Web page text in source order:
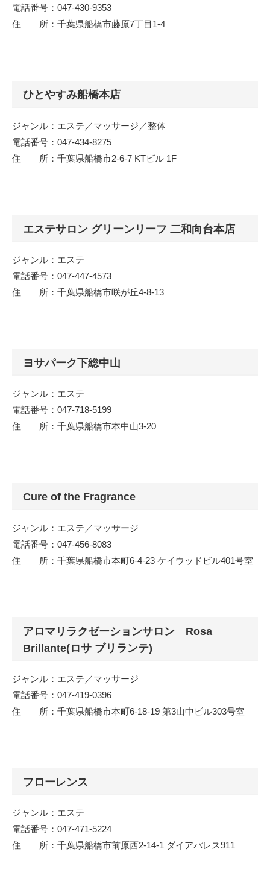
電話番号：047-430-9353
住 所：千葉県船橋市藤原7丁目1-4
ひとやすみ船橋本店
ジャンル：エステ／マッサージ／整体
電話番号：047-434-8275
住 所：千葉県船橋市2-6-7 KTビル 1F
エステサロン グリーンリーフ 二和向台本店
ジャンル：エステ
電話番号：047-447-4573
住 所：千葉県船橋市咲が丘4-8-13
ヨサパーク下総中山
ジャンル：エステ
電話番号：047-718-5199
住 所：千葉県船橋市本中山3-20
Cure of the Fragrance
ジャンル：エステ／マッサージ
電話番号：047-456-8083
住 所：千葉県船橋市本町6-4-23 ケイウッドビル401号室
アロマリラクゼーションサロン Rosa
Brillante(ロサ ブリランテ)
ジャンル：エステ／マッサージ
電話番号：047-419-0396
住 所：千葉県船橋市本町6-18-19 第3山中ビル303号室
フローレンス
ジャンル：エステ
電話番号：047-471-5224
住 所：千葉県船橋市前原西2-14-1 ダイアパレス911